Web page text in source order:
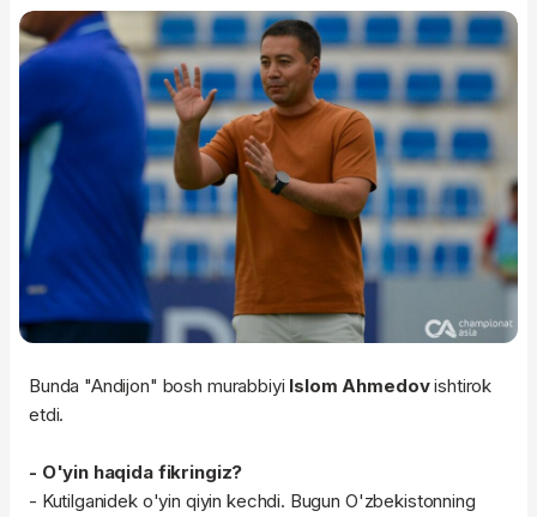
Bunda "Andijon" bosh murabbiyi Islom Ahmedovishtirok
etdi.
- O'yin haqida fikringiz?
- Kutilganidek o'yin qiyin kechdi. Bugun O'zbekistonning